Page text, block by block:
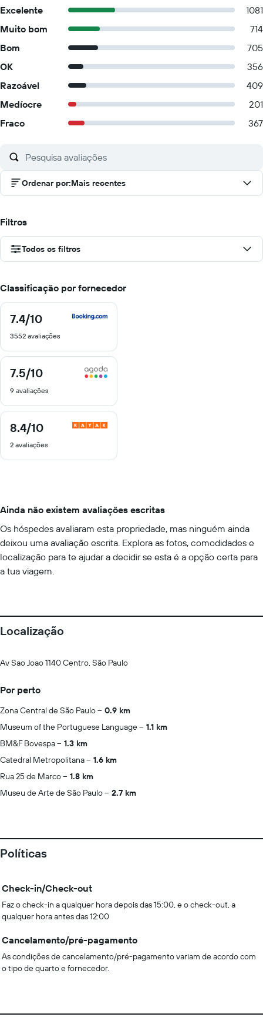
Excelente
1081
Muito bom
714
Bom
705
OK
356
Razoável
409
Medíocre
201
Fraco
367
Ordenar por:Mais recentes
Filtros
Todos os filtros
Classificação por fornecedor
7.4/10
7.4
10
3552 avaliações
7.5/10
7.5
10
9 avaliações
8.4/10
8.4
10
2 avaliações
Ainda não existem avaliações escritas
Os hóspedes avaliaram esta propriedade, mas ninguém ainda
deixou uma avaliação escrita. Explora as fotos, comodidades e
localização para te ajudar a decidir se esta é a opção certa para
a tua viagem.
Localização
Av Sao Joao 1140 Centro, São Paulo
Por perto
Zona Central de São Paulo
0.9 km
Museum of the Portuguese Language
1.1 km
BM&F Bovespa
1.3 km
Catedral Metropolitana
1.6 km
Rua 25 de Marco
1.8 km
Museu de Arte de São Paulo
2.7 km
Políticas
Check-in/Check-out
Faz o check-in a qualquer hora depois das 15:00, e o check-out, a
qualquer hora antes das 12:00
Cancelamento/pré-pagamento
As condições de cancelamento/pré-pagamento variam de acordo com
o tipo de quarto e fornecedor.